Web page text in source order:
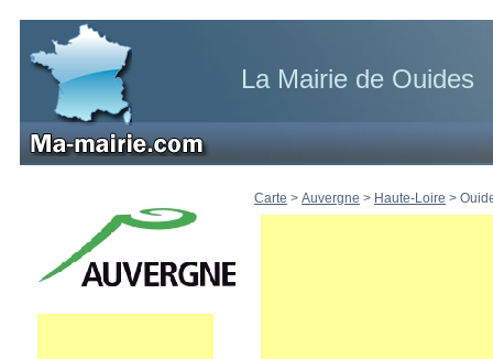
La Mairie de Ouides
Carte > Auvergne > Haute-Loire >